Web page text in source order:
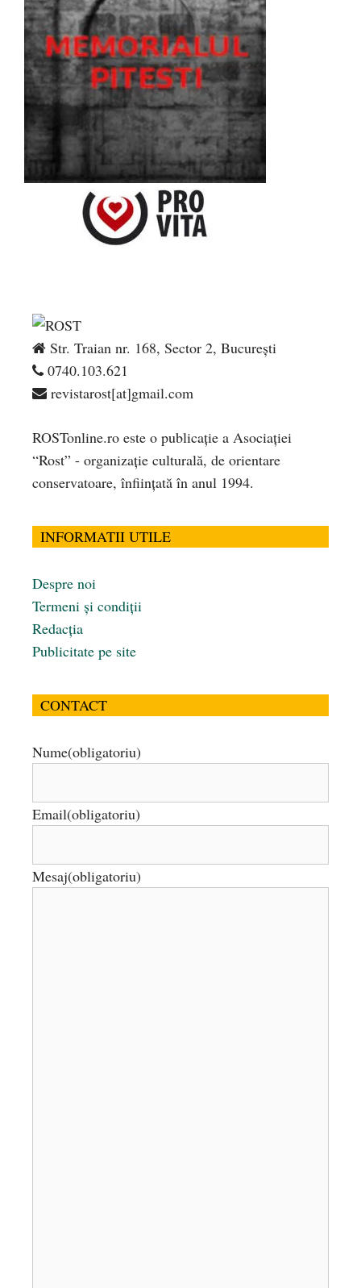
Str. Traian nr. 168, Sector 2, București
0740.103.621
revistarost[at]gmail.com
ROSTonline.ro este o publicaţie a Asociaţiei
“Rost” - organizaţie culturală, de orientare
conservatoare, înfiinţată în anul 1994.
INFORMATII UTILE
Despre noi
Termeni și condiții
Redacția
Publicitate pe site
CONTACT
Nume(obligatoriu)
Email(obligatoriu)
Mesaj(obligatoriu)